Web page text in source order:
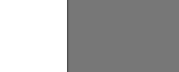
Inox